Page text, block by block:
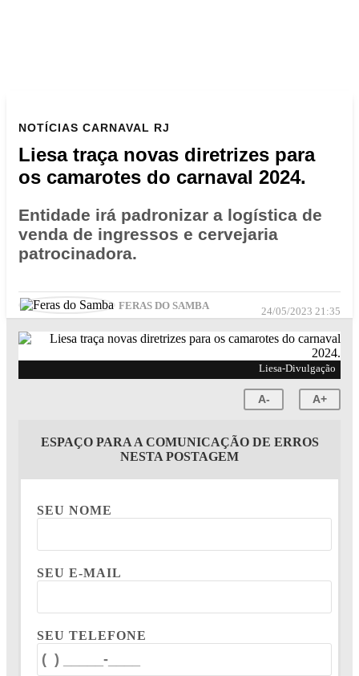
NOTÍCIAS CARNAVAL RJ
Liesa traça novas diretrizes para
os camarotes do carnaval 2024.
Entidade irá padronizar a logística de
venda de ingressos e cervejaria
patrocinadora.
FERAS DO SAMBA 24/05/2023 21:35
Liesa-Divulgação
A- A+
ESPAÇO PARA A COMUNICAÇÃO DE ERROS
NESTA POSTAGEM
SEU NOME
SEU E-MAIL
SEU TELEFONE